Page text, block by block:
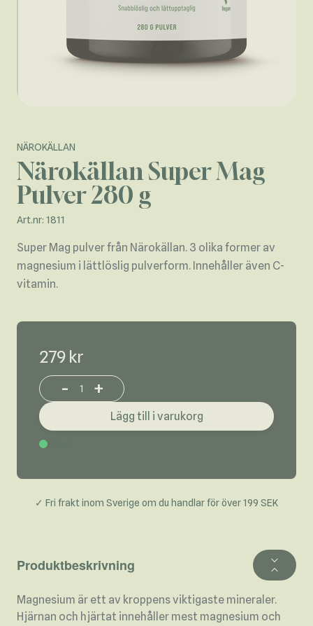
NÄROKÄLLAN
Närokällan Super Mag
Pulver 280 g
Art.nr: 1811
Super Mag pulver från Närokällan. 3 olika former av
magnesium i lättlöslig pulverform. Innehåller även C-
vitamin.
279 kr
Increase or decrease product quantity
- +
Lägg till i varukorg
✓ Fri frakt inom Sverige om du handlar för över 199 SEK
Produktbeskrivning
Magnesium är ett av kroppens viktigaste mineraler.
Hjärnan och hjärtat innehåller mest magnesium och